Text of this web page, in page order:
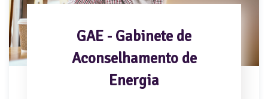
GAE - Gabinete de
Aconselhamento de
Energia